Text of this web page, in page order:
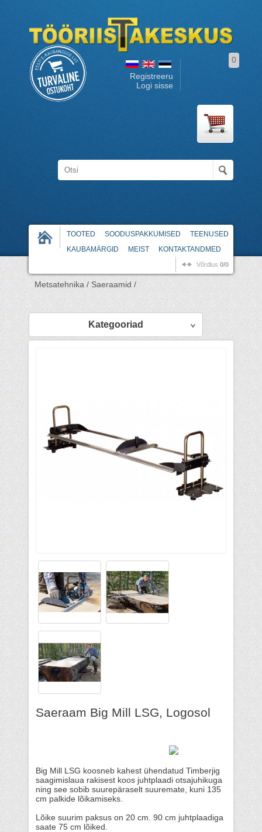
Registreeru
Logi sisse
0
TOOTED SOODUSPAKKUMISED
TEENUSED
KAUBAMÄRGID
MEIST KONTAKTANDMED
Võrdlus 0/0
Metsatehnika / Saeraamid /
Kategooriad
Saeraam Big Mill LSG, Logosol
Big Mill LSG koosneb kahest ühendatud Timberjig
saagimislaua rakisest koos juhtplaadi otsajuhikuga
ning see sobib suurepäraselt suuremate, kuni 135
cm palkide lõikamiseks.
Lõike suurim paksus on 20 cm. 90 cm juhtplaadiga
saate 75 cm lõiked.